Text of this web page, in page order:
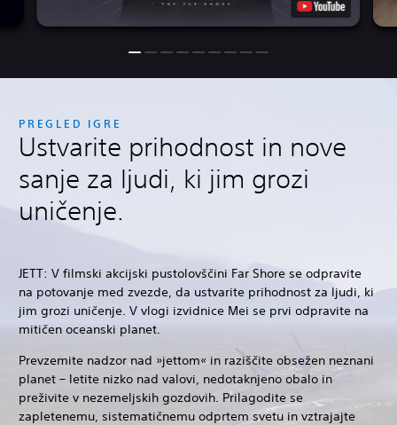
PREGLED IGRE
Ustvarite prihodnost in nove
sanje za ljudi, ki jim grozi
uničenje.
JETT: V filmski akcijski pustolovščini Far Shore se odpravite
na potovanje med zvezde, da ustvarite prihodnost za ljudi, ki
jim grozi uničenje. V vlogi izvidnice Mei se prvi odpravite na
mitičen oceanski planet.
Prevzemite nadzor nad »jettom« in raziščite obsežen neznani
planet – letite nizko nad valovi, nedotaknjeno obalo in
preživite v nezemeljskih gozdovih. Prilagodite se
zapletenemu, sistematičnemu odprtem svetu in vztrajajte